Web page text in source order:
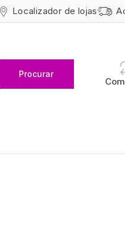
Localizador de lojas
Procurar